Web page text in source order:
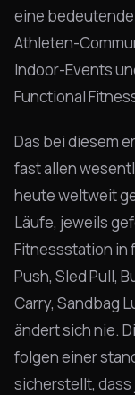
eine
Athleten-
Indoor-Events
Functional
Das bei diesem
fast allen
heute weltweit
Läufe, jeweils
Fitnessstation in
Push, Sled Pull,
Carry, Sandbag
ändert sich nie.
folgen einer
sicherstellt,